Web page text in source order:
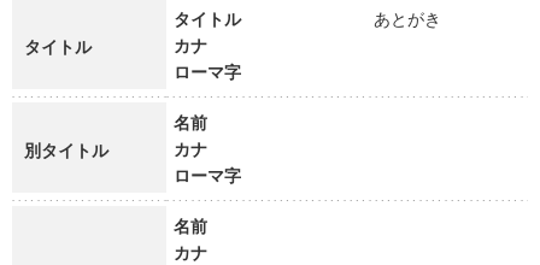
タイトル
タイトル
あとがき
カナ
ローマ字
別タイトル
名前
カナ
ローマ字
名前
カナ